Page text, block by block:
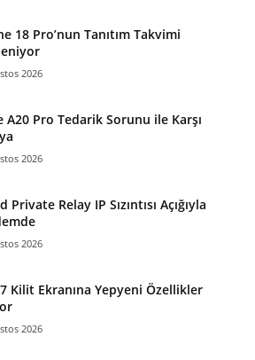
18 Pro’nun Tanıtım Takvimi
2026
A20 Pro Tedarik Sorunu ile Karşı
2026
Private Relay IP Sızıntısı Açığıyla
2026
Kilit Ekranına Yepyeni Özellikler
2026